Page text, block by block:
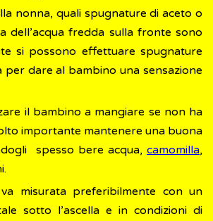
nonna, quali spugnature di aceto o
dell’acqua fredda sulla fronte sono
si possono effettuare spugnature
per dare al bambino una sensazione
il bambino a mangiare se non ha
importante mantenere una buona
spesso bere acqua, camomilla,
misurata preferibilmente con un
sotto l’ascella e in condizioni di